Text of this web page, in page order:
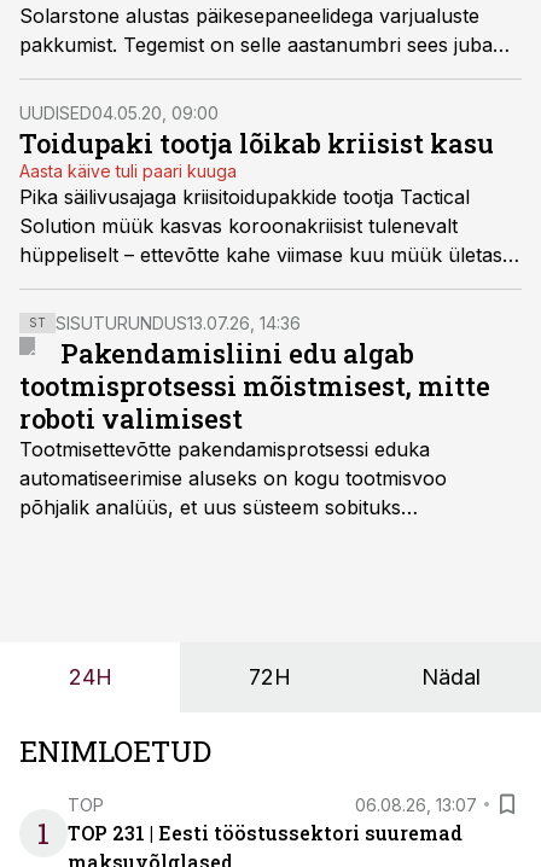
Solarstone alustas päikesepaneelidega varjualuste
pakkumist. Tegemist on selle aastanumbri sees juba
teise uue tootega, varasemalt tutvustati elektrit
tootvaid viilhalle.
UUDISED04.05.20, 09:00
Toidupaki tootja lõikab kriisist kasu
Aasta käive tuli paari kuuga
Pika säilivusajaga kriisitoidupakkide tootja Tactical
Solution müük kasvas koroonakriisist tulenevalt
hüppeliselt – ettevõtte kahe viimase kuu müük ületas
kogu eelmise aasta müügikäibe.
ST SISUTURUNDUS13.07.26, 14:36
Pakendamisliini edu algab
tootmisprotsessi mõistmisest, mitte
roboti valimisest
Tootmisettevõtte pakendamisprotsessi eduka
automatiseerimise aluseks on kogu tootmisvoo
põhjalik analüüs, et uus süsteem sobituks
OÜ tegevjuht Sander Mitendorf.
24H 72H Nädal
ENIMLOETUD
1
TOP 06.08.26, 13:07
TOP 231 | Eesti tööstussektori suuremad
maksuvõlglased